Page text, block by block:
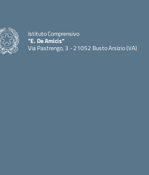
Istituto Comprensivo
"E. De Amicis"
Via Pastrengo, 3 - 21052 Busto Arsizio (VA)